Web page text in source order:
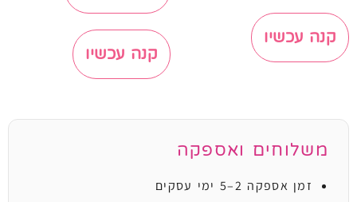
קנה עכשיו
קנה עכשיו
משלוחים ואספקה
זמן אספקה 2–5 ימי עסקים